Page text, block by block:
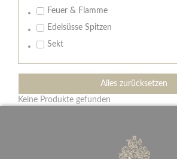
Feuer & Flamme
Edelsüsse Spitzen
Sekt
Alles zurücksetzen
Keine Produkte gefunden